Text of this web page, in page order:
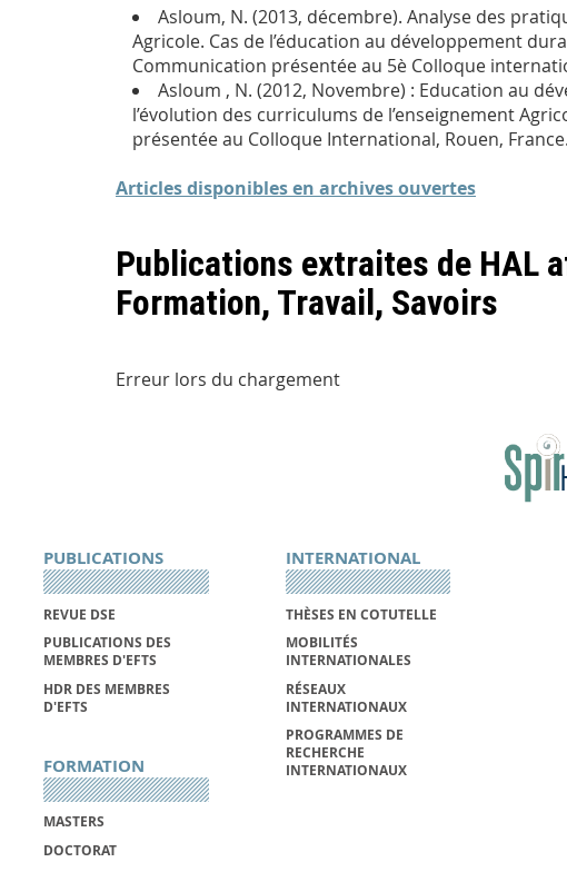
Asloum, N. (2013, décembre). Analyse des
Agricole. Cas de l’éducation au développement
Communication présentée au 5è Colloque
Asloum , N. (2012, Novembre) : Education au
l’évolution des curriculums de l’enseignement
présentée au Colloque International, Rouen, France.
Articles disponibles en archives ouvertes
Publications extraites de HAL
Formation, Travail, Savoirs
Erreur lors du chargement
PUBLICATIONS
REVUE DSE
PUBLICATIONS DES
MEMBRES D'EFTS
HDR DES MEMBRES
D'EFTS
FORMATION
MASTERS
DOCTORAT
INTERNATIONAL
THÈSES EN COTUTELLE
MOBILITÉS
INTERNATIONALES
RÉSEAUX
INTERNATIONAUX
PROGRAMMES DE
RECHERCHE
INTERNATIONAUX